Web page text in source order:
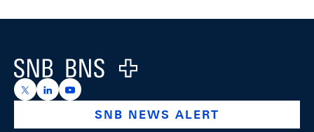
Logo
https://x.com/snb_bns
https://ch.linkedin.com/company/swiss-national-
https://www.youtube.com/@swissnationalbank
SNB NEWS ALERT